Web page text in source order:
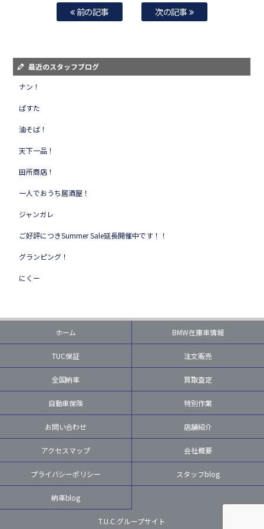
前の記事 次の記事
最近のスタッフブログ
ナン！
ぱすた
油そば！
天下一品！
田所商店！
一人でおうち居酒屋！
ジャンガレ
ご好評につきSummer Sale延長開催中です！！
グランピング！
にくー
ホーム BMW在庫車情報
TUC保証 注文販売
全国納車 買取査定
自動車保険 特別作業
お問い合わせ 店舗紹介
アクセスマップ 会社概要
プライバシーポリシー スタッフblog
納車blog
T.U.C.グループサイト